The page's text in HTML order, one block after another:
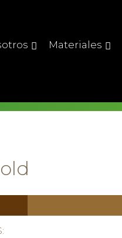
Materiales